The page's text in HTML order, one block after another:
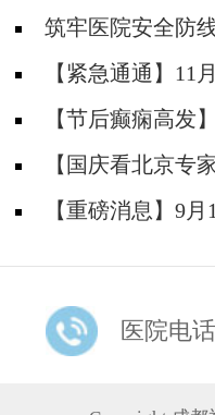
筑牢医院安全防
防安全培训纪实
【紧急通通】11
神经内科胡颖教授亲
【节后癫痫高发
院陈葵博士免费会
题！
【国庆看北京专
天坛&首钢医院两大
【重磅消息】9
线！
医院电话